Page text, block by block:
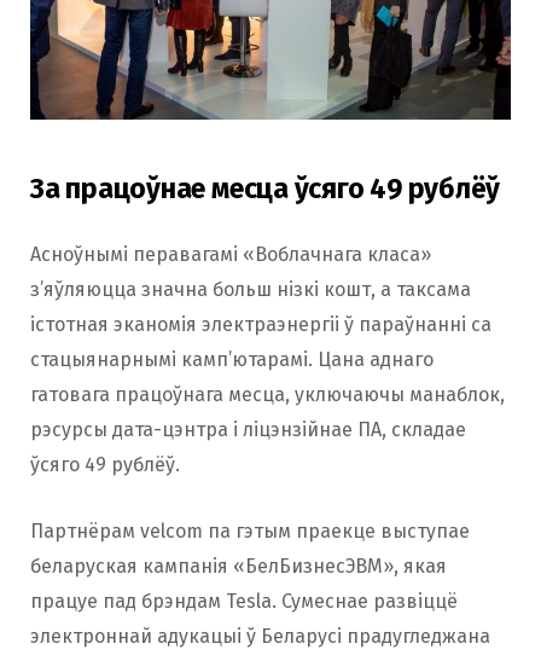
За працоўнае месца ўсяго 49 рублёў
Асноўнымі перавагамі «Воблачнага класа»
з’яўляюцца значна больш нізкі кошт, а таксама
істотная эканомія электраэнергіі ў параўнанні са
стацыянарнымі камп’ютарамі. Цана аднаго
гатовага працоўнага месца, уключаючы манаблок,
рэсурсы дата-цэнтра і ліцэнзійнае ПА, складае
ўсяго 49 рублёў.
Партнёрам velcom па гэтым праекце выступае
беларуская кампанія «БелБизнесЭВМ», якая
працуе пад брэндам Tesla. Сумеснае развіццё
электроннай адукацыі ў Беларусі прадугледжана